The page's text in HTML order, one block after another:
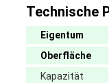
Technische
Eigentum
Oberfläche
Kapazität